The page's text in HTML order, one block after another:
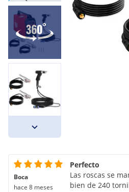
Boca
hace 8 meses
Perfecto
Las roscas se
bien de 240